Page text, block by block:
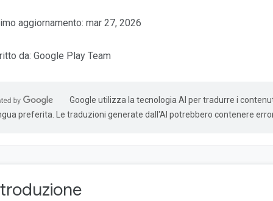
aggiornamento: mar 27, 2026
da: Google Play Team
Google utilizza la tecnologia AI per tradurre i
preferita. Le traduzioni generate dall'AI potrebbero contenere